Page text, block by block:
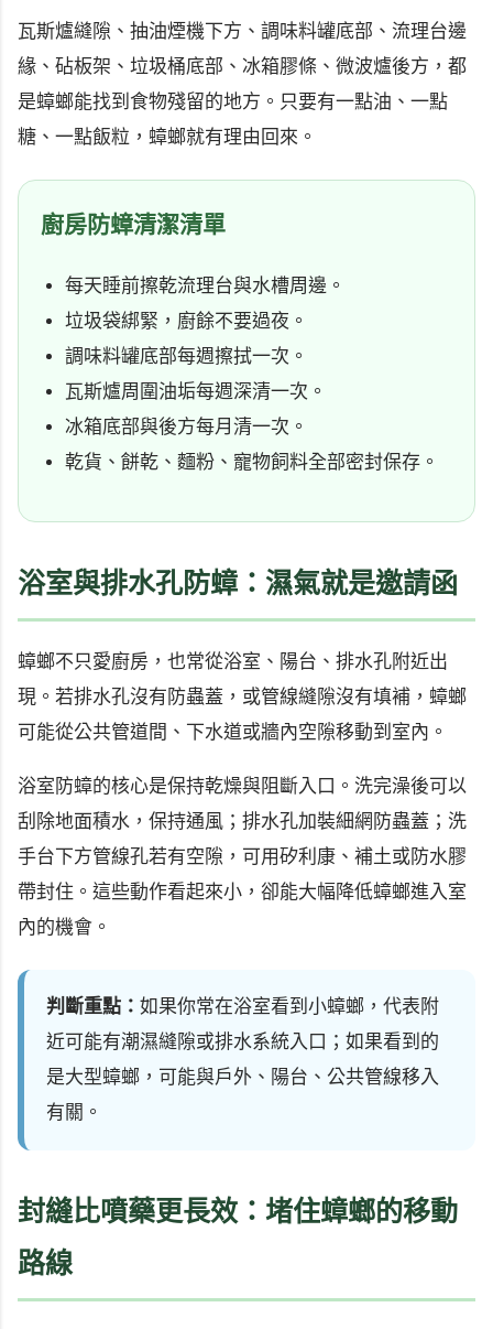
瓦斯爐縫隙、抽油煙機下方、調味料罐底部、流理台邊
緣、砧板架、垃圾桶底部、冰箱膠條、微波爐後方，都
是蟑螂能找到食物殘留的地方。只要有一點油、一點
糖、一點飯粒，蟑螂就有理由回來。
廚房防蟑清潔清單
每天睡前擦乾流理台與水槽周邊。
垃圾袋綁緊，廚餘不要過夜。
調味料罐底部每週擦拭一次。
瓦斯爐周圍油垢每週深清一次。
冰箱底部與後方每月清一次。
乾貨、餅乾、麵粉、寵物飼料全部密封保存。
浴室與排水孔防蟑：濕氣就是邀請函
蟑螂不只愛廚房，也常從浴室、陽台、排水孔附近出
現。若排水孔沒有防蟲蓋，或管線縫隙沒有填補，蟑螂
可能從公共管道間、下水道或牆內空隙移動到室內。
浴室防蟑的核心是保持乾燥與阻斷入口。洗完澡後可以
刮除地面積水，保持通風；排水孔加裝細網防蟲蓋；洗
手台下方管線孔若有空隙，可用矽利康、補土或防水膠
帶封住。這些動作看起來小，卻能大幅降低蟑螂進入室
內的機會。
判斷重點： 如果你常在浴室看到小蟑螂，代表附
近可能有潮濕縫隙或排水系統入口；如果看到的
是大型蟑螂，可能與戶外、陽台、公共管線移入
有關。
封縫比噴藥更長效：堵住蟑螂的移動
路線